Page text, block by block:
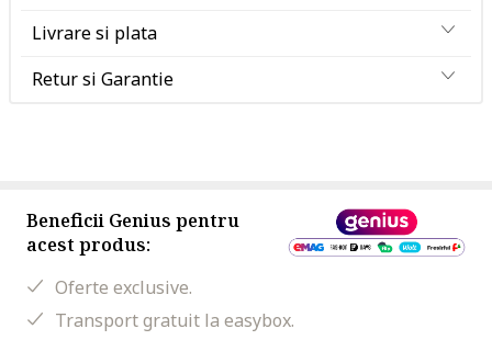
Livrare si plata
Retur si Garantie
Beneficii Genius pentru
acest produs:
Oferte exclusive.
Transport gratuit la easybox.